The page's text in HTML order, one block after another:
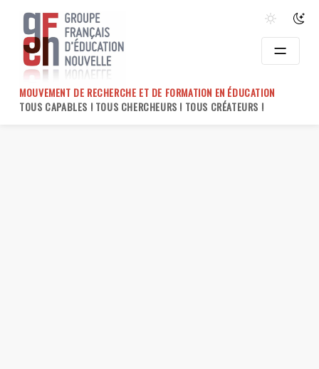
content
MOUVEMENT DE RECHERCHE ET DE FORMATION EN ÉDUCATION
TOUS CAPABLES ! TOUS CHERCHEURS ! TOUS CRÉATEURS !